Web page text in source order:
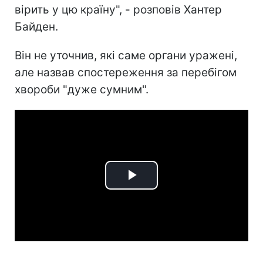
вірить у цю країну", - розповів Хантер
Байден.
Він не уточнив, які саме органи уражені,
але назвав спостереження за перебігом
хвороби "дуже сумним".
Play